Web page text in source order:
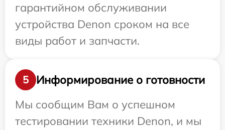
гарантийном обслуживании
устройства Denon сроком на все
виды работ и запчасти.
5
Информирование о готовности
Мы сообщим Вам о успешном
тестировании техники Denon, и мы